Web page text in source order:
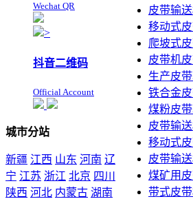
皮带输
移动式
爬坡式
皮带机
生产皮
铁合金
煤粉皮
皮带输
移动式
皮带输
煤矿用
带式皮
Wechat QR
>
抖音二维码
Official Account
城市分站
新疆 江西 山东 河南 辽
宁 江苏 浙江 北京 四川
陕西 河北 内蒙古 湖南